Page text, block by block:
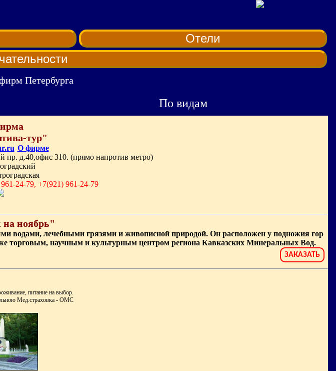
Отели
Петербурга
По видам
тур"
О фирме
пр. д.40,офис 310. (прямо напротив метро)
24-79, +7(921) 961-24-79
на ноябрь"
водами, лечебными грязями и живописной природой. Он расположен у подножия гор
торговым, научным и культурным центром региона Кавказских Минеральных Вод.
ЗАКАЗАТЬ
питание на выбор.
Мед.страховка - ОМС